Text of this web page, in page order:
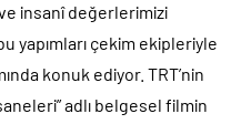
insanî değerlerimizi
yapımları çekim ekipleriyle
konuk ediyor. TRT’nin
adlı belgesel filmin